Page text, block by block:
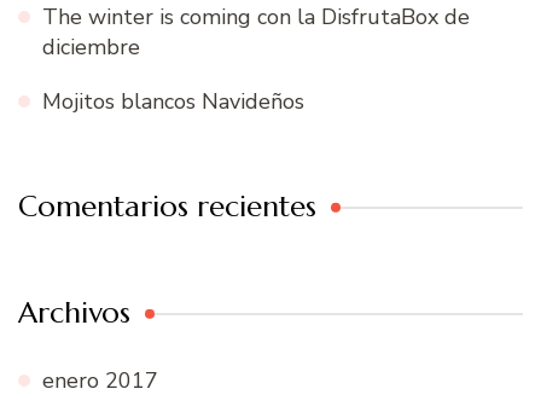
The winter is coming con la DisfrutaBox de
diciembre
Mojitos blancos Navideños
Comentarios recientes
Archivos
enero 2017